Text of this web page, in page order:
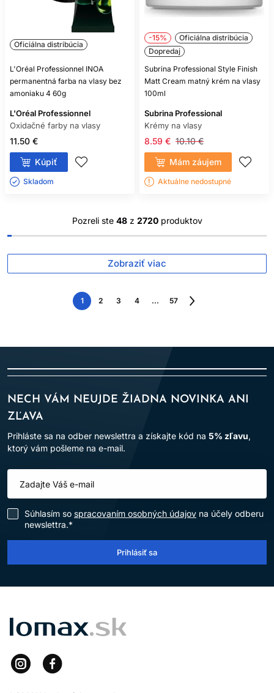
Oficiálna distribúcia
L'Oréal Professionnel INOA
permanentná farba na vlasy bez
amoniaku 4 60g
L'Oréal Professionnel
Oxidačné farby na vlasy
11.50 €
Kúpiť
Skladom ㅤ
-15%
Oficiálna distribúcia
Dopredaj
Subrina Professional Style Finish
Matt Cream matný krém na vlasy
100ml
Subrina Professional
Krémy na vlasy
10.10 €
8.59 €
Mám záujem
Aktuálne nedostupné
Pozreli ste 48z 2720produktov
Zobraziť viac
1 2 3 4 ... 57
Nasledujúca
NECH VÁM NEUJDE ŽIADNA NOVINKA ANI
ZĽAVA
Prihláste sa na odber newslettra a získajte kód na 5% zľavu,
ktorý vám pošleme na e-mail.
Súhlasím so spracovaním osobných údajov na účely odberu
newslettra.*
Prihlásiť sa
LOMAX